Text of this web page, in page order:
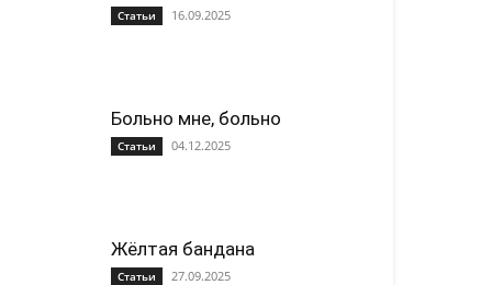
Статьи 16.09.2025
Больно мне, больно
Статьи 04.12.2025
Жёлтая бандана
Статьи 27.09.2025